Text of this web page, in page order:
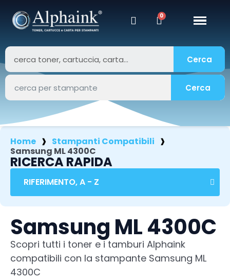
Cerca
Cerca
Home
Stampanti Compatibili
Samsung ML 4300C
RICERCA RAPIDA
Samsung ML 4300C
Scopri tutti i toner e i tamburi Alphaink
compatibili con la stampante Samsung ML
4300C